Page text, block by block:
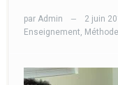
par Admin — 2 juin
Enseignement,